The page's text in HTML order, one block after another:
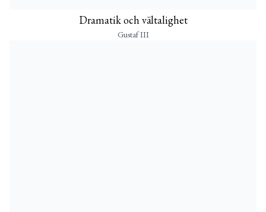
Dramatik och vältalighet
Gustaf III